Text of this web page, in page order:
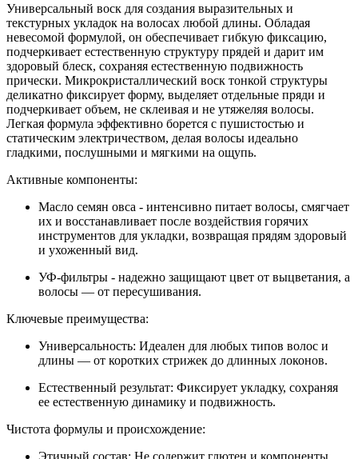
Универсальный воск для создания выразительных и
текстурных укладок на волосах любой длины. Обладая
невесомой формулой, он обеспечивает гибкую фиксацию,
подчеркивает естественную структуру прядей и дарит им
здоровый блеск, сохраняя естественную подвижность
прически. Микрокристаллический воск тонкой структуры
деликатно фиксирует форму, выделяет отдельные пряди и
подчеркивает объем, не склеивая и не утяжеляя волосы.
Легкая формула эффективно борется с пушистостью и
статическим электричеством, делая волосы идеально
гладкими, послушными и мягкими на ощупь.
Активные компоненты:
Масло семян овса - интенсивно питает волосы, смягчает
их и восстанавливает после воздействия горячих
инструментов для укладки, возвращая прядям здоровый
и ухоженный вид.
УФ-фильтры - надежно защищают цвет от выцветания, а
волосы — от пересушивания.
Ключевые преимущества:
Универсальность: Идеален для любых типов волос и
длины — от коротких стрижек до длинных локонов.
Естественный результат: Фиксирует укладку, сохраняя
ее естественную динамику и подвижность.
Чистота формулы и происхождение:
Этичный состав: Не содержит глютен и компоненты